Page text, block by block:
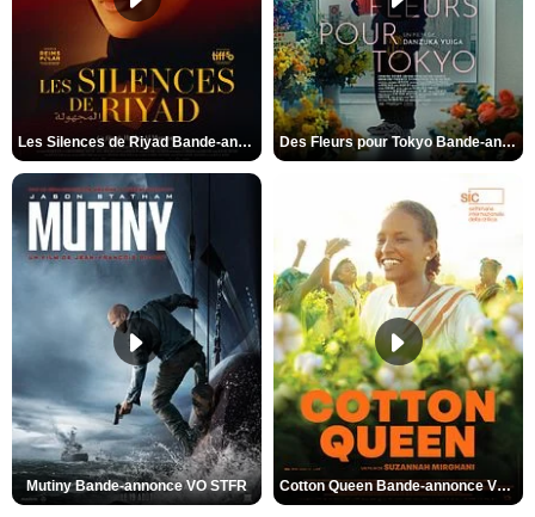
Les Silences de Riyad Bande-annonce VO STFR Des Fleurs pour Tokyo Bande-annonce VO STFR
Mutiny Bande-annonce VO STFR Cotton Queen Bande-annonce VO STFR